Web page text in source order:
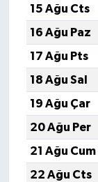
15 Ağu Cts
16 Ağu Paz
17 Ağu Pts
18 Ağu Sal
19 Ağu Çar
20 Ağu Per
21 Ağu Cum
22 Ağu Cts